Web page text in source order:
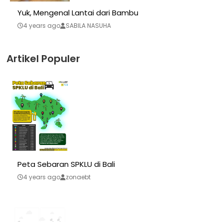
Yuk, Mengenal Lantai dari Bambu
4 years ago SABILA NASUHA
Artikel Populer
Peta Sebaran SPKLU di Bali
4 years ago zonaebt